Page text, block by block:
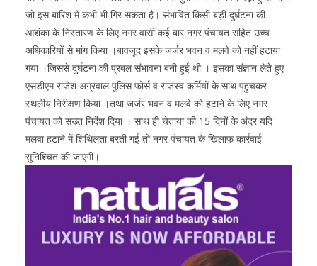
जो इस बारिश में कभी भी गिर सकता है। संभावित किसी बड़ी दुर्घटना की
आशंका के निस्तारण के लिए नगर वासी कई बार नगर पंचायत सहित उच्च
अधिकारियों से मांग किया ।बावजूद इसके जर्जर भवन व मलवे को नहीं हटाया
गया ।जिससे दुर्घटना की प्रबल संभावना बनी हुई थी । इसका संज्ञान लेते हुए
एसडीएम राजेश अग्रवाल पुलिस फोर्स व राजस्व कर्मियों के साथ पहुंचकर
स्थलीय निरीक्षण किया ।तथा जर्जर भवन व मलवे को हटाने के लिए नगर
पंचायत को सख्त निर्देश दिया । साथ ही चेताया की 15 दिनों के अंदर यदि
मलवा हटाने में शिथिलता बरती गई तो नगर पंचायत के खिलाफ कार्रवाई
सुनिश्चित की जाएगी।